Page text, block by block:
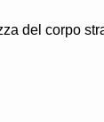
del corpo